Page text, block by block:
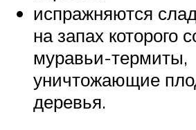
испражняются
на запах которого
муравьи-термиты,
уничтожающие
деревья.